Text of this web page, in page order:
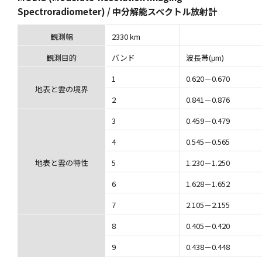
Spectroradiometer) / 中分解能スペクトル放射計
観測幅
2330 km
観測目的
バンド 波長帯(μm)
地表と雲の境界
1
0.620－0.670
2
0.841－0.876
地表と雲の特性
3
0.459－0.479
4
0.545－0.565
5
1.230－1.250
6
1.628－1.652
7
2.105－2.155
8
0.405－0.420
9
0.438－0.448